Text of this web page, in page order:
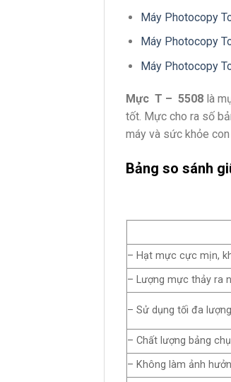
Máy Photocopy
Máy Photocopy
Máy Photocopy
Mực T – 5508 là
tốt. Mực cho ra số
máy và sức khỏe con
Bảng so sánh
– Hạt mực cực mịn,
– Lượng mực thảy ra
– Sử dụng tối đa
– Chất lượng bảng
– Không làm ảnh